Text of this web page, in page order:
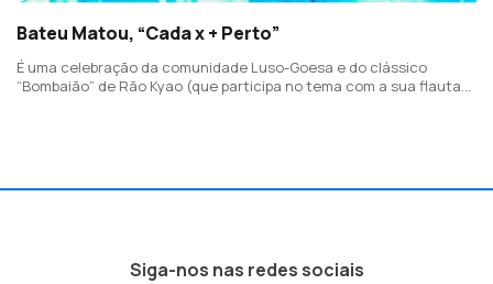
Bateu Matou, “Cada x + Perto”
É uma celebração da comunidade Luso-Goesa e do clássico
“Bombaião” de Rão Kyao (que participa no tema com a sua flauta),
Siga-nos nas redes sociais